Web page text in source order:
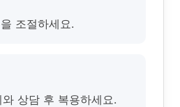
조절하세요.
상담 후 복용하세요.